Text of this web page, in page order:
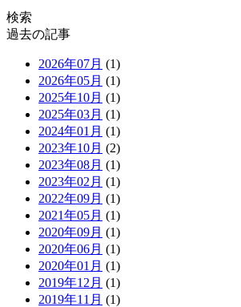
検索
過去の記事
2026年07月 (1)
2026年05月 (1)
2025年10月 (1)
2025年03月 (1)
2024年01月 (1)
2023年10月 (2)
2023年08月 (1)
2023年02月 (1)
2022年09月 (1)
2021年05月 (1)
2020年09月 (1)
2020年06月 (1)
2020年01月 (1)
2019年12月 (1)
2019年11月 (1)